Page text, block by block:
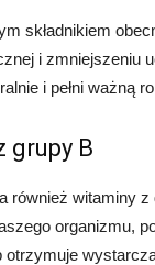
składnikiem
i zmniejszeniu
i pełni ważną
grupy B
również witaminy
organizmu,